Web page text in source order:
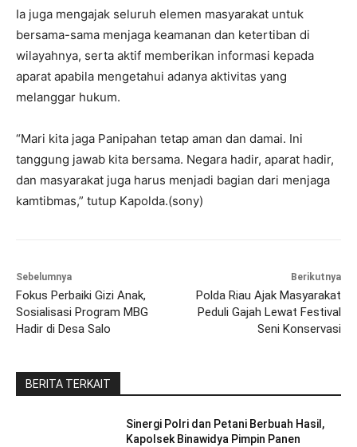
Ia juga mengajak seluruh elemen masyarakat untuk
bersama-sama menjaga keamanan dan ketertiban di
wilayahnya, serta aktif memberikan informasi kepada
aparat apabila mengetahui adanya aktivitas yang
melanggar hukum.
“Mari kita jaga Panipahan tetap aman dan damai. Ini
tanggung jawab kita bersama. Negara hadir, aparat hadir,
dan masyarakat juga harus menjadi bagian dari menjaga
kamtibmas,” tutup Kapolda.(sony)
Sebelumnya
Fokus Perbaiki Gizi Anak,
Sosialisasi Program MBG
Hadir di Desa Salo
Berikutnya
Polda Riau Ajak Masyarakat
Peduli Gajah Lewat Festival
Seni Konservasi
BERITA TERKAIT
Sinergi Polri dan Petani Berbuah Hasil,
Kapolsek Binawidya Pimpin Panen